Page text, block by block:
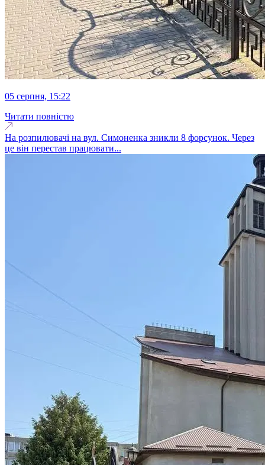
05 серпня, 15:22
Читати повністю
На розпилювачі на вул. Симоненка зникли 8 форсунок. Через
це він перестав працювати...